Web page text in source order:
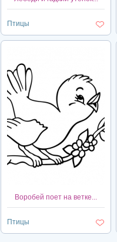
Птицы
Воробей поет на ветке...
Птицы